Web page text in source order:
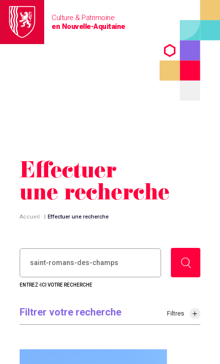
Culture & Patrimoine
en Nouvelle-Aquitaine
Effectuer
une recherche
Accueil | Effectuer une recherche
RECHERCHER :
ENTREZ-ICI VOTRE RECHERCHE
Filtrer votre recherche Filtres